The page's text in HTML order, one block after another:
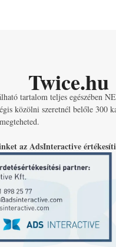
Twice.hu
tartalom teljes egészében
közölni szeretnél belőle 300
az AdsInteractive